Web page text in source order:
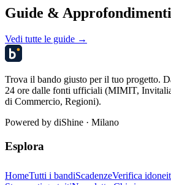
Guide & Approfondimenti
Vedi tutte le guide →
Trova il bando giusto per il tuo progetto.
24 ore dalle fonti ufficiali (MIMIT,
di Commercio, Regioni).
Powered by diShine · Milano
Esplora
HomeTutti i bandiScadenzeVerifica